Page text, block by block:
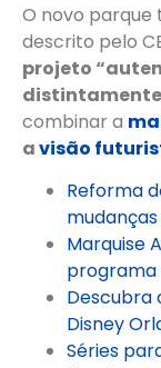
O novo parque
descrito pelo
projeto
combinar a
avisão
Reforma
Marquise
programa
Descubra
Disney
Séries